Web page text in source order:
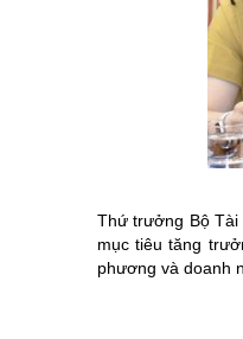
Thứ trưởng Bộ Tài
mục tiêu tăng
phương và doanh